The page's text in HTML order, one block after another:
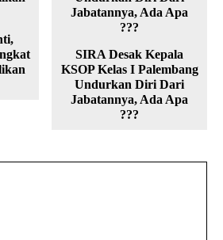
SIRA Desak Kepala
KSOP Kelas I Palembang
Undurkan Diri Dari
Jabatannya, Ada Apa
???